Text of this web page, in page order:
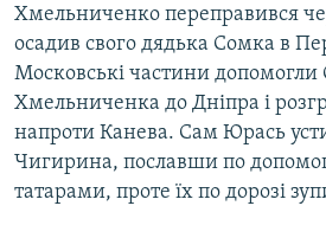
Хмельниченко переправився
осадив свого дядька Сомка в
Московські частини допомогли
Хмельниченка до Дніпра і
напроти Канева. Сам Юрась
Чигирина, пославши по
татарами, проте їх по дорозі